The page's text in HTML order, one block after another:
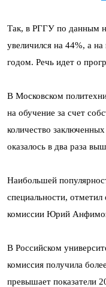
Так, в РГГУ по данным
увеличился на 44%, а
годом. Речь идет о
В Московском
на обучение за счет
количество
оказалось в два раза
Наибольшей
специальности,
комиссии Юрий
В Российском
комиссия получила
превышает показатели